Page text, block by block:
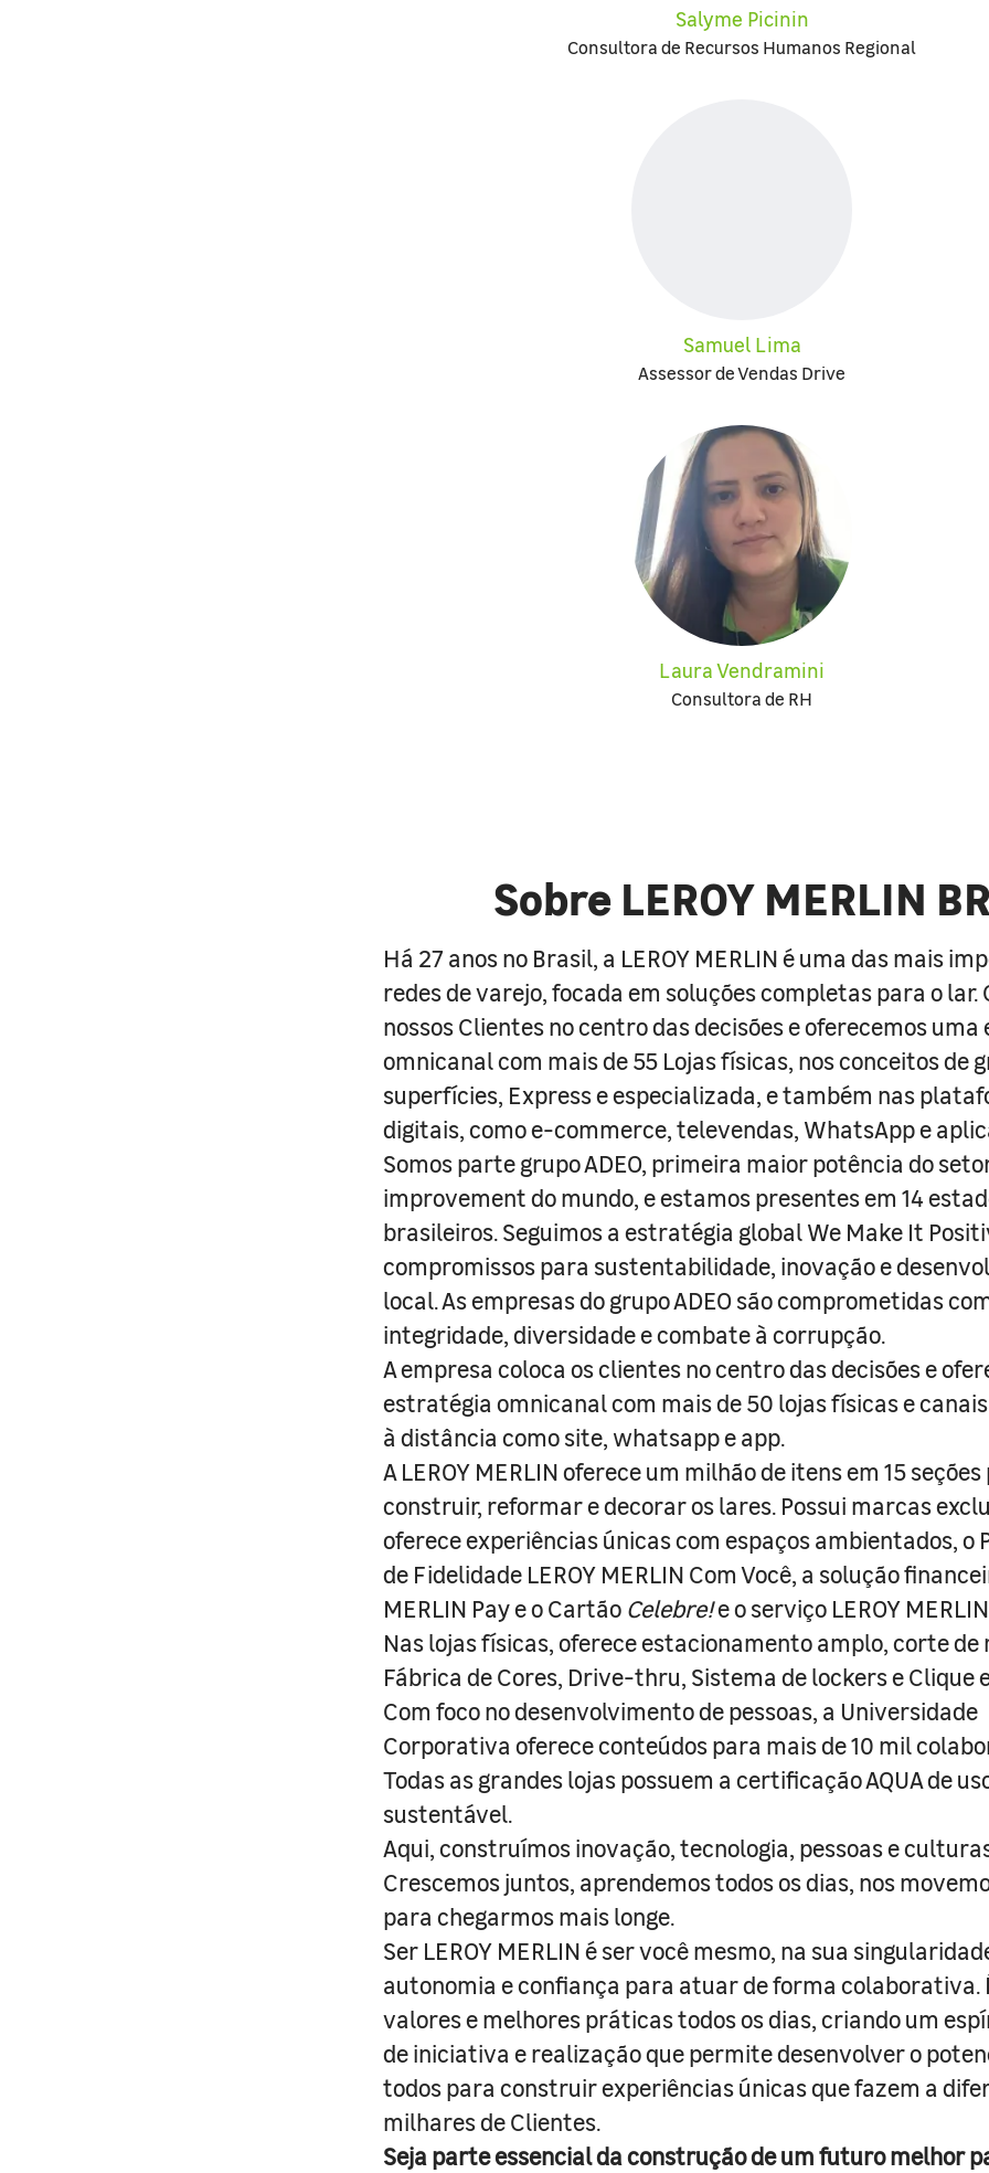
Salyme Picinin
Consultora de Recursos Humanos Regional
Samuel Lima
Assessor de Vendas Drive
Laura Vendramini
Consultora de RH
Sobre LEROY MERLIN
Há 27 anos no Brasil, a LEROY MERLIN é uma das mais
redes de varejo, focada em soluções completas para o lar.
nossos Clientes no centro das decisões e oferecemos
omnicanal com mais de 55 Lojas físicas, nos conceitos de
superfícies, Express e especializada, e também nas
digitais, como e-commerce, televendas, WhatsApp e
Somos parte grupo ADEO, primeira maior potência do
improvement do mundo, e estamos presentes em 14
brasileiros. Seguimos a estratégia global We Make It
compromissos para sustentabilidade, inovação e
local. As empresas do grupo ADEO são comprometidas
integridade, diversidade e combate à corrupção.
A empresa coloca os clientes no centro das decisões e
estratégia omnicanal com mais de 50 lojas físicas e
à distância como site, whatsapp e app.
A LEROY MERLIN oferece um milhão de itens em 15
construir, reformar e decorar os lares. Possui marcas
oferece experiências únicas com espaços ambientados, o
de Fidelidade LEROY MERLIN Com Você, a solução
MERLIN Pay e o Cartão Celebre!e o serviço LEROY
Nas lojas físicas, oferece estacionamento amplo, corte de
Fábrica de Cores, Drive-thru, Sistema de lockers e Clique
Com foco no desenvolvimento de pessoas, a Universidade
Corporativa oferece conteúdos para mais de 10 mil
Todas as grandes lojas possuem a certificação AQUA de
sustentável.
Aqui, construímos inovação, tecnologia, pessoas e
Crescemos juntos, aprendemos todos os dias, nos
para chegarmos mais longe.
Ser LEROY MERLIN é ser você mesmo, na sua
autonomia e confiança para atuar de forma
valores e melhores práticas todos os dias, criando um
de iniciativa e realização que permite desenvolver o
todos para construir experiências únicas que fazem a
milhares de Clientes.
Seja parte essencial da construção de um futuro melhor